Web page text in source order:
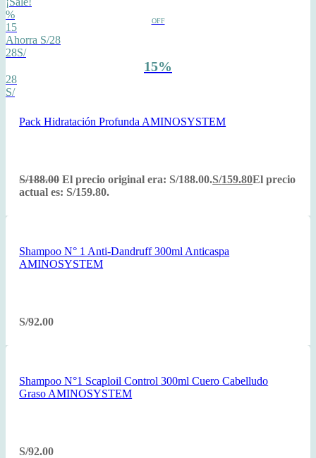
%
OFF
15
Ahorra S/28
28S/
15%
28
S/
Pack Hidratación Profunda AMINOSYSTEM
S/188.00 El precio original era: S/188.00.S/159.80El precio
actual es: S/159.80.
Shampoo N° 1 Anti-Dandruff 300ml Anticaspa
AMINOSYSTEM
S/92.00
Shampoo N°1 Scaploil Control 300ml Cuero Cabelludo
Graso AMINOSYSTEM
S/92.00